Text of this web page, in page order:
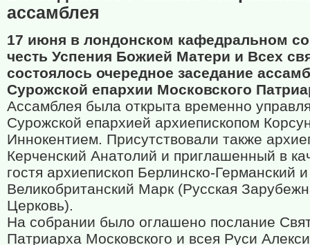
ассамблея
17 июня в лондонском кафедральном
честь Успения Божией Матери и Всех
состоялось очередное заседание
Сурожской епархии Московского
Ассамблея была открыта временно
Сурожской епархией архиепископом
Иннокентием. Присутствовали также
Керченский Анатолий и приглашенный в
гостя архиепископ Берлинско-Германский и
Великобританский Марк (Русская
Церковь).
На собрании было оглашено послание
Патриарха Московского и всея Руси